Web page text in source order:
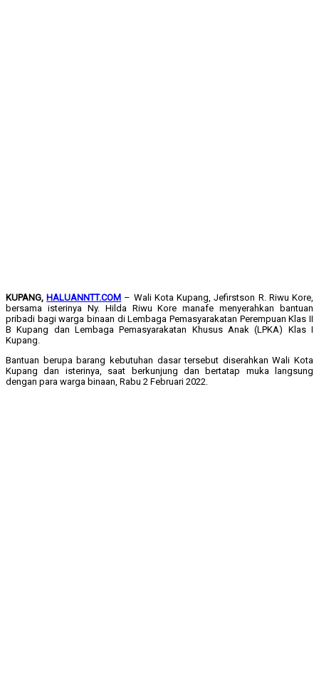
KUPANG, HALUANNTT.COM – Wali Kota Kupang, Jefirstson R. Riwu Kore,
bersama isterinya Ny. Hilda Riwu Kore manafe menyerahkan bantuan
pribadi bagi warga binaan di Lembaga Pemasyarakatan Perempuan Klas II
B Kupang dan Lembaga Pemasyarakatan Khusus Anak (LPKA) Klas I
Kupang.
Bantuan berupa barang kebutuhan dasar tersebut diserahkan Wali Kota
Kupang dan isterinya, saat berkunjung dan bertatap muka langsung
dengan para warga binaan, Rabu 2 Februari 2022.